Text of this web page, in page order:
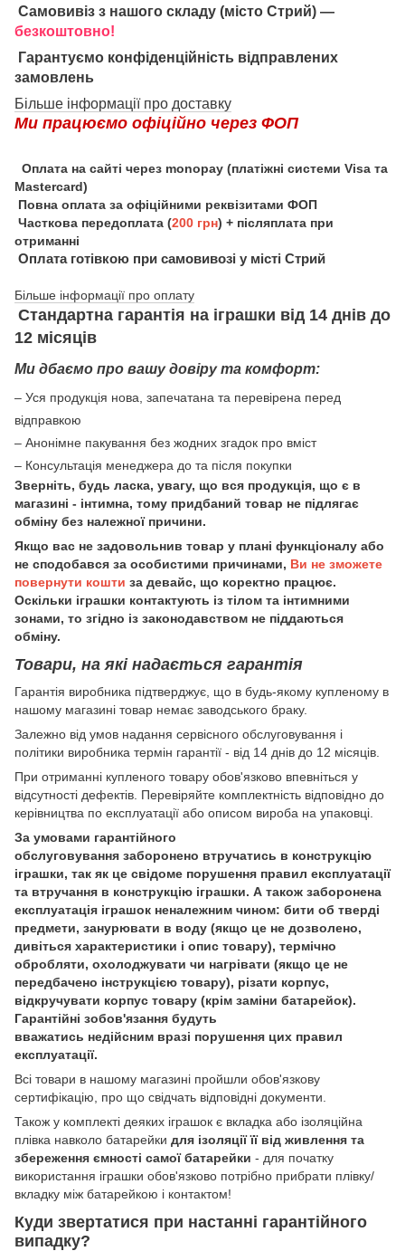
Самовивіз з нашого складу (місто Стрий) —
безкоштовно!
Гарантуємо конфіденційність відправлених
замовлень
Більше інформації про доставку
Ми працюємо офіційно через ФОП
Оплата на сайті через monopay (платіжні системи Visa та
Mastercard)
Повна оплата за офіційними реквізитами ФОП
Часткова передоплата (200 грн) + післяплата при
отриманні
Оплата готівкою при самовивозі у місті Стрий
Більше інформації про оплату
Стандартна гарантія на іграшки від 14 днів до
12 місяців
Ми дбаємо про вашу довіру та комфорт:
– Уся продукція нова, запечатана та перевірена перед
відправкою
– Анонімне пакування без жодних згадок про вміст
– Консультація менеджера до та після покупки
Зверніть, будь ласка, увагу, що вся продукція, що є в
магазині - інтимна, тому придбаний товар не підлягає
обміну без належної причини.
Якщо вас не задовольнив товар у плані функціоналу або
не сподобався за особистими причинами, Ви не зможете
повернути кошти за девайс, що коректно працює.
Оскільки іграшки контактують із тілом та інтимними
зонами, то згідно із законодавством не піддаються
обміну.
Товари, на які надається гарантія
Гарантія виробника підтверджує, що в будь-якому купленому в
нашому магазині товар немає заводського браку.
Залежно від умов надання сервісного обслуговування і
політики виробника термін гарантії - від 14 днів до 12 місяців.
При отриманні купленого товару обов'язково впевніться у
відсутності дефектів. Перевіряйте комплектність відповідно до
керівництва по експлуатації або описом вироба на упаковці.
За умовами гарантійного
обслуговування заборонено втручатись в конструкцію
іграшки, так як це свідоме порушення правил експлуатації
та втручання в конструкцію іграшки. А також заборонена
експлуатація іграшок неналежним чином: бити об тверді
предмети, занурювати в воду (якщо це не дозволено,
дивіться характеристики і опис товару), термічно
обробляти, охолоджувати чи нагрівати (якщо це не
передбачено інструкцією товару), різати корпус,
відкручувати корпус товару (крім заміни батарейок).
Гарантійні зобов'язання будуть
вважатись недійсним вразі порушення цих правил
експлуатації.
Всі товари в нашому магазині пройшли обов'язкову
сертифікацію, про що свідчать відповідні документи.
Також у комплекті деяких іграшок є вкладка або ізоляційна
плівка навколо батарейки для ізоляції її від живлення та
збереження ємності самої батарейки - для початку
використання іграшки обов'язково потрібно прибрати плівку/
вкладку між батарейкою і контактом!
Куди звертатися при настанні гарантійного
випадку?